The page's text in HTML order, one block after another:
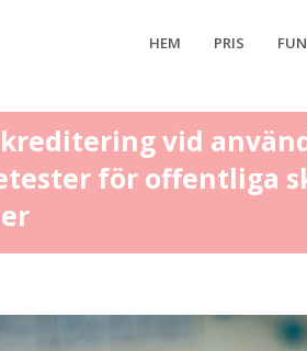
HEM PRIS
vid
för offentliga